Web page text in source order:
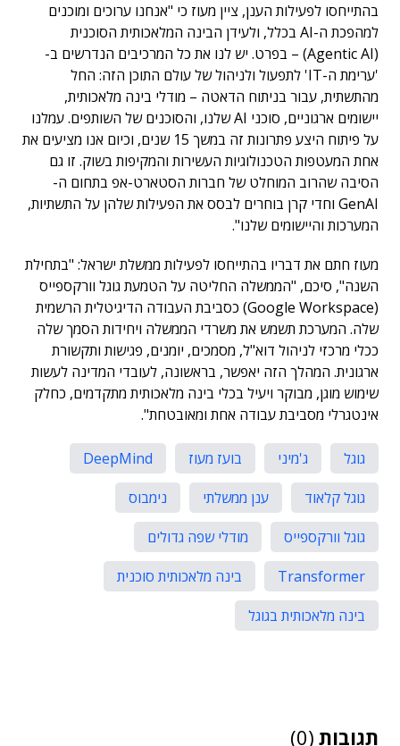
בהתייחסו לפעילות הענן, ציין מעוז כי "אנחנו ערוכים ומוכנים
למהפכת ה-AI בכלל, ולעידן הבינה המלאכותית הסוכנית
(Agentic AI) – בפרט. יש לנו את כל המרכיבים הנדרשים ב-
'ערימת ה-IT' לתפעול ולניהול של עולם התוכן הזה: החל
מהתשתית, עבור בניתוח הדאטה – מודלי בינה מלאכותית,
יישומים ארגוניים, סוכני AI שלנו, והסוכנים של השותפים. עמלנו
על פיתוח היצע פתרונות זה במשך 15 שנים, וכיום אנו מציעים את
אחת המעטפות הטכנולוגיות העשירות והמקיפות בשוק. זו גם
הסיבה שהרוב המוחלט של חברות הסטארט-אפ בתחום ה-
GenAI וחדי קרן בוחרים לבסס את הפעילות שלהן על התשתיות,
המערכות והיישומים שלנו".
מעוז חתם את דבריו בהתייחסו לפעילות ממשלת ישראל: "בתחילת
השנה", סיכם, "הממשלה החליטה על הטמעת גוגל וורקספייס
(Google Workspace) כסביבת העבודה הדיגיטלית הרשמית
שלה. המערכת תשמש את משרדי הממשלה ויחידות הסמך שלה
ככלי מרכזי לניהול דוא"ל, מסמכים, יומנים, פגישות ותקשורת
ארגונית. המהלך הזה יאפשר, בראשונה, לעובדי המדינה לעשות
שימוש מוגן, מבוקר ויעיל בכלי בינה מלאכותית מתקדמים, כחלק
אינטגרלי מסביבת עבודה אחת ומאובטחת".
גוגל ג'מיני בועז מעוז
DeepMind
גוגל קלאוד
ענן ממשלתי
נימבוס
גוגל וורקספייס
מודלי שפה גדולים
Transformer
בינה מלאכותית סוכנית
בינה מלאכותית בגוגל
תגובות (0)